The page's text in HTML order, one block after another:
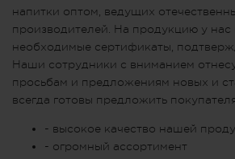
напитки оптом, ведущих
производителей. На продукцию у нас
необходимые сертификаты,
Наши сотрудники с вниманием
просьбам и предложениям новых и
всегда готовы предложить
- высокое качество нашей
- огромный ассортимент